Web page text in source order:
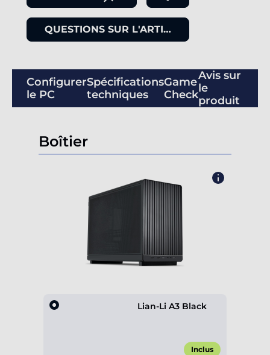
QUESTIONS SUR L'ARTICLE
Configurer
le PC
Spécifications
techniques
Game
Check
Avis sur
le
produit
Boîtier
Lian-Li A3 Black
Inclus